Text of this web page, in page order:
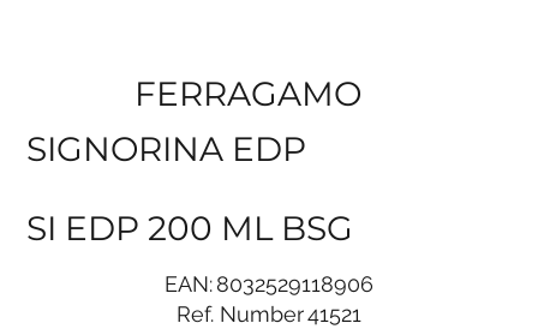
FERRAGAMO
SIGNORINA EDP
SI EDP 200 ML BSG
EAN:8032529118906
Ref. Number41521